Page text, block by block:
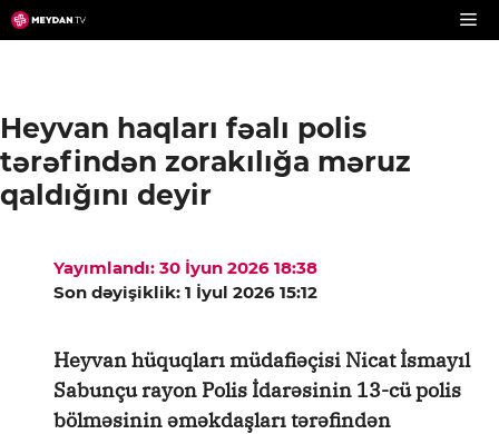
Skip
to
Heyvan haqları fəalı polis
tərəfindən zorakılığa məruz
qaldığını deyir
Yayımlandı: 30 İyun 2026 18:38
Son dəyişiklik: 1 İyul 2026 15:12
Heyvan hüquqları müdafiəçisi Nicat İsmayıl
Sabunçu rayon Polis İdarəsinin 13-cü polis
bölməsinin əməkdaşları tərəfindən